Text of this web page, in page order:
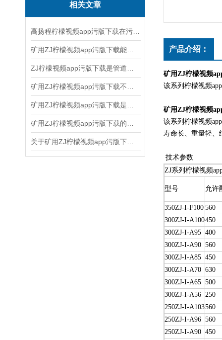
相关文章
产品介绍：
矿用ZJ柠檬视频
该系列柠檬视频app
矿用ZJ柠檬视频
该系列柠檬视频app
寿命长、重量轻
技术参数
ZJ系列柠檬视频
型号 允许
350ZJ-I-F100 560
300ZJ-I-A100450
300ZJ-I-A95 400
300ZJ-I-A90 560
300ZJ-I-A85 450
300ZJ-I-A70 630
300ZJ-I-A65 500
300ZJ-I-A56 250
250ZJ-I-A103560
250ZJ-I-A96 560
250ZJ-I-A90 450